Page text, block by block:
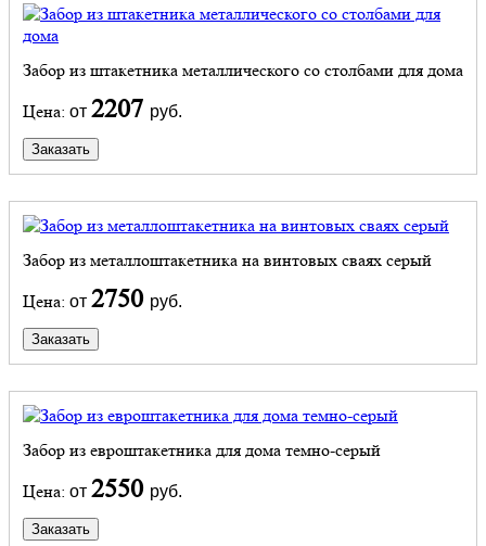
Забор из штакетника металлического со столбами для дома
Цена: от 2207 руб.
Заказать
Забор из металлоштакетника на винтовых сваях серый
Цена: от 2750 руб.
Заказать
Забор из евроштакетника для дома темно-серый
Цена: от 2550 руб.
Заказать